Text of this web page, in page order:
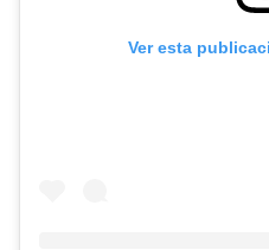
Ver esta